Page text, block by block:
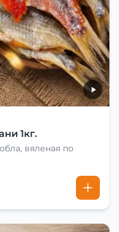
1кг.
вяленая по